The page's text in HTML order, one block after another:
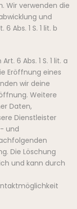
Wir verwenden die
und
Abs. 1 S. 1 lit. b
6 Abs. 1 S. 1 lit. a
Eröffnung eines
wir deine
Weitere
Daten,
Dienstleister
und
Die Löschung
und kann durch